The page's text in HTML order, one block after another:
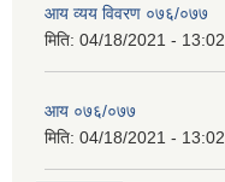
आय व्यय विवरण ०७६/०७७
मिति: 04/18/2021 - 13:02
आय ०७६/०७७
मिति: 04/18/2021 - 13:02